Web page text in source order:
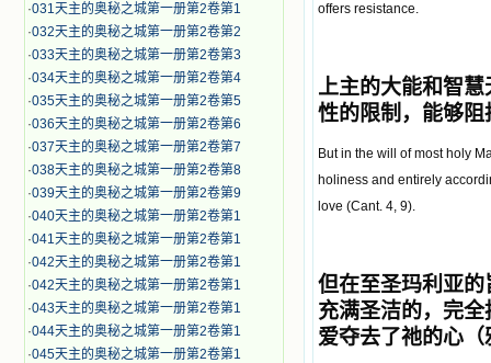
·031天主的奥秘之城第一册第2卷第1
·032天主的奥秘之城第一册第2卷第2
·033天主的奥秘之城第一册第2卷第3
·034天主的奥秘之城第一册第2卷第4
·035天主的奥秘之城第一册第2卷第5
·036天主的奥秘之城第一册第2卷第6
·037天主的奥秘之城第一册第2卷第7
·038天主的奥秘之城第一册第2卷第8
·039天主的奥秘之城第一册第2卷第9
·040天主的奥秘之城第一册第2卷第1
·041天主的奥秘之城第一册第2卷第1
·042天主的奥秘之城第一册第2卷第1
·042天主的奥秘之城第一册第2卷第1
·043天主的奥秘之城第一册第2卷第1
·044天主的奥秘之城第一册第2卷第1
·045天主的奥秘之城第一册第2卷第1
offers resistance.
上主的大能和智慧
性的限制， 能够阻
But in the will of most holy
holiness and entirely
love (Cant. 4, 9).
但在至圣玛利亚
充满圣洁的，完
爱夺去了祂的心 （